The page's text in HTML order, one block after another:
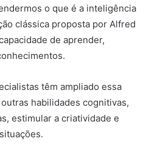
o que é a inteligência
clássica proposta por Alfred
de aprender,
têm ampliado essa
habilidades cognitivas,
estimular a criatividade e